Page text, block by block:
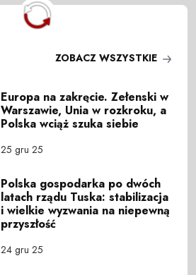
ZOBACZ WSZYSTKIE
Europa na zakręcie. Zełenski w
Warszawie, Unia w rozkroku, a
Polska wciąż szuka siebie
25 gru 25
Polska gospodarka po dwóch
latach rządu Tuska: stabilizacja
i wielkie wyzwania na niepewną
przyszłość
24 gru 25